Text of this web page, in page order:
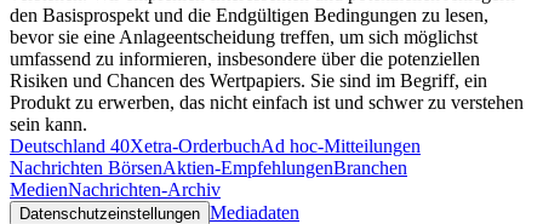
den Basisprospekt und die Endgültigen Bedingungen zu lesen,
bevor sie eine Anlageentscheidung treffen, um sich möglichst
umfassend zu informieren, insbesondere über die potenziellen
Risiken und Chancen des Wertpapiers. Sie sind im Begriff, ein
Produkt zu erwerben, das nicht einfach ist und schwer zu verstehen
sein kann.
Deutschland 40Xetra-OrderbuchAd hoc-Mitteilungen
Nachrichten BörsenAktien-EmpfehlungenBranchen
MedienNachrichten-Archiv
Datenschutzeinstellungen Mediadaten